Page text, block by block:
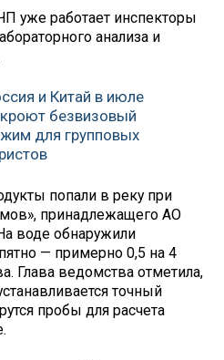
уже работает инспекторы
анализа и
и Китай в июле
безвизовый
для групповых
попали в реку при
принадлежащего АО
воде обнаружили
— примерно 0,5 на 4
Глава ведомства отметила,
точный
пробы для расчета